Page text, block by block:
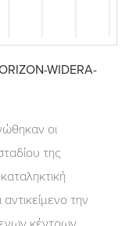
WIDERA-
οι
της
την